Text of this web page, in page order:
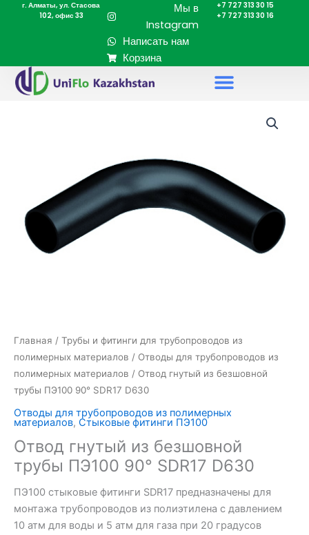
Перейтиг. Алматы, ул. Стасова
102, офис 33
Мы в
Instagram
Написать нам
Корзина
+7 727 313 30 15
+7 727 313 30 16
Главная / Трубы и фитинги для трубопроводов из
полимерных материалов / Отводы для трубопроводов из
полимерных материалов / Отвод гнутый из безшовной
трубы ПЭ100 90° SDR17 D630
Отводы для трубопроводов из полимерных
материалов, Стыковые фитинги ПЭ100
Отвод гнутый из безшовной
трубы ПЭ100 90° SDR17 D630
ПЭ100 стыковые фитинги SDR17 предназначены для
монтажа трубопроводов из полиэтилена с давлением
10 атм для воды и 5 атм для газа при 20 градусов